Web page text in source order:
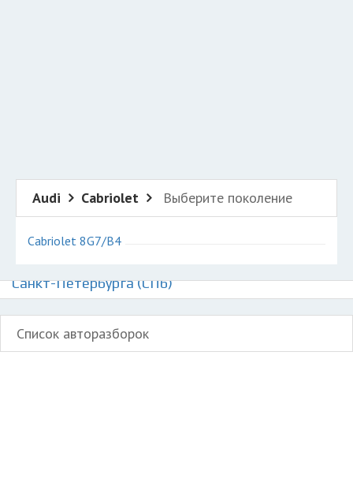
Audi Cabriolet Выберите поколение
Cabriolet 8G7/B4
Санкт-Петербурга (СПб)
Список авторазборок